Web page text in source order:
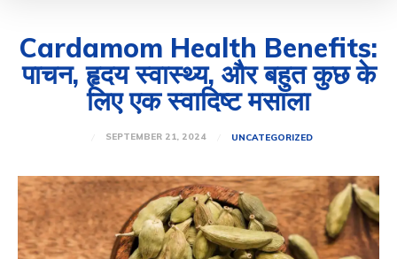
Cardamom Health Benefits:
पाचन, हृदय स्वास्थ्य, और बहुत कुछ के
लिए एक स्वादिष्ट मसाला
SEPTEMBER 21, 2024 UNCATEGORIZED